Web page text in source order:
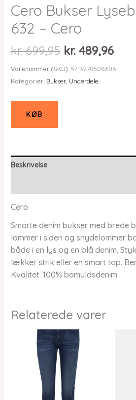
Cero Bukser
632 – Cero
kr.699,95 Den
oprindelige
pris
var:
kr.489,96Den
pris
Varenummer (SKU): 5713270508606
Kategorier: Bukser, Underdele
KØB
Beskrivelse
Cero
Smarte denim bukser med brede
lommer i siden og snydelommer
både i en lys og en blå denim.
lækker strik eller en smart top.
Kvalitet: 100% bomuldsdenim
Relaterede varer